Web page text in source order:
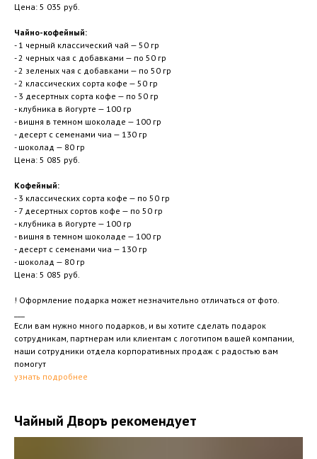
Цена: 5 035 руб.
Чайно-кофейный:
- 1 черный классический чай — 50 гр
- 2 черных чая с добавками — по 50 гр
- 2 зеленых чая с добавками — по 50 гр
- 2 классических сорта кофе — 50 гр
- 3 десертных сорта кофе — по 50 гр
- клубника в йогурте — 100 гр
- вишня в темном шоколаде — 100 гр
- десерт с семенами чиа — 130 гр
- шоколад — 80 гр
Цена: 5 085 руб.
Кофейный:
- 3 классических сорта кофе — по 50 гр
- 7 десертных сортов кофе — по 50 гр
- клубника в йогурте — 100 гр
- вишня в темном шоколаде — 100 гр
- десерт с семенами чиа — 130 гр
- шоколад — 80 гр
Цена: 5 085 руб.
! Оформление подарка может незначительно отличаться от фото.
Если вам нужно много подарков, и вы хотите сделать подарок
сотрудникам, партнерам или клиентам с логотипом вашей компании,
наши сотрудники отдела корпоративных продаж с радостью вам
помогут
узнать подробнее
Чайный Дворъ рекомендует